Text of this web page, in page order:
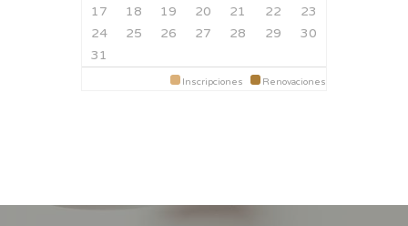
17
18 19 20 21 22
23
24
25 26 27 28 29
30
31
Inscripciones Renovaciones